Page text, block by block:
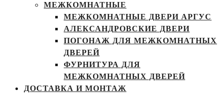
МЕЖКОМНАТНЫЕ
МЕЖКОМНАТНЫЕ ДВЕРИ АРГУС
АЛЕКСАНДРОВСКИЕ ДВЕРИ
ПОГОНАЖ ДЛЯ МЕЖКОМНАТНЫХ
ДВЕРЕЙ
ФУРНИТУРА ДЛЯ
МЕЖКОМНАТНЫХ ДВЕРЕЙ
ДОСТАВКА И МОНТАЖ